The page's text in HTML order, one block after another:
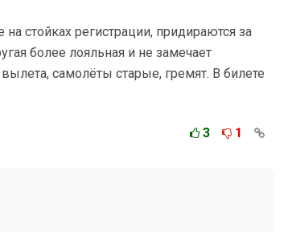
стойках регистрации, придираются за
более лояльная и не замечает
самолёты старые, гремят. В билете
3 1